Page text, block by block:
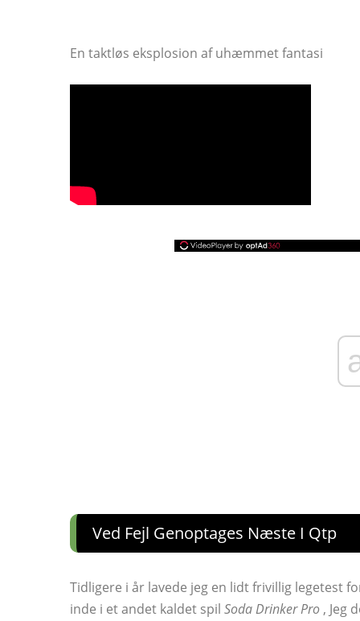
En taktløs eksplosion af uhæmmet fantasi
Ved Fejl Genoptages Næste I Qtp
Tidligere i år lavede jeg en lidt frivillig legetest
inde i et andet kaldet spil Soda Drinker Pro , Jeg